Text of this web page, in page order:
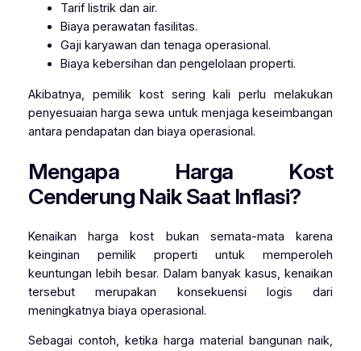
Tarif listrik dan air.
Biaya perawatan fasilitas.
Gaji karyawan dan tenaga operasional.
Biaya kebersihan dan pengelolaan properti.
Akibatnya, pemilik kost sering kali perlu melakukan
penyesuaian harga sewa untuk menjaga keseimbangan
antara pendapatan dan biaya operasional.
Mengapa Harga Kost
Cenderung Naik Saat Inflasi?
Kenaikan harga kost bukan semata-mata karena
keinginan pemilik properti untuk memperoleh
keuntungan lebih besar. Dalam banyak kasus, kenaikan
tersebut merupakan konsekuensi logis dari
meningkatnya biaya operasional.
Sebagai contoh, ketika harga material bangunan naik,